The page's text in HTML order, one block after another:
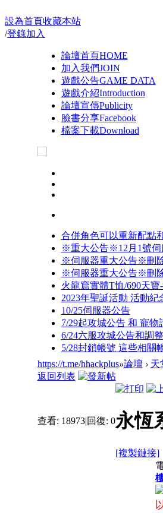
設為首頁收藏本站
/登錄加入
論壇首頁HOME
加入我們JOIN
遊戲公告GAME DATA
遊戲介紹Introduction
論壇宣傳Publicity
臉書分享Facebook
檔案下載Download
合併角色可以重新配點
※重大公告※12月1號伺
※伺服器重大公告※刪
※伺服器重大公告※刪
火龍窟實體T恤/690天
2023年聖誕活動 活動
10/25伺服器公告
7/29起攻城公告 和 寵物
6/24六服攻城公告和調整
5/28封鎖帳號 這些相關
https://t.me/hhackplus»論壇 › 天
返回列表
查看: 18973|回復: 0永恆
[複製鏈接]